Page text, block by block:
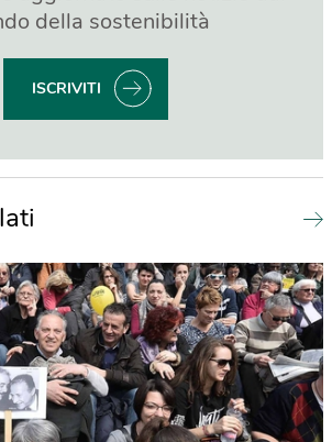
della sostenibilità
ISCRIVITI